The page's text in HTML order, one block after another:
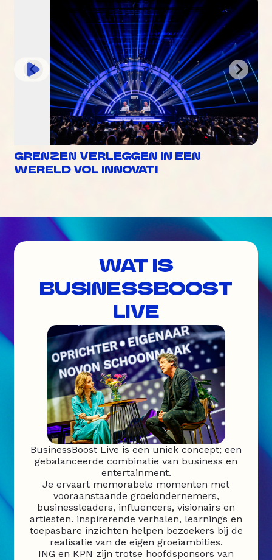
GRENZEN VERLEGGEN IN EEN
WERELD VOL INNOVATI
WAT IS
BUSINESSBOOST
LIVE
BusinessBoost Live is een uniek concept; een
gebalanceerde combinatie van business en
entertainment.
Je ervaart memorabele momenten met
vooraanstaande groeiondernemers,
businessleaders, influencers, visionairs en
artiesten. inspirerende verhalen, learnings en
toepasbare inzichten helpen bezoekers bij de
realisatie van de eigen groeiambities.
ING en KPN zijn trotse hoofdsponsors van